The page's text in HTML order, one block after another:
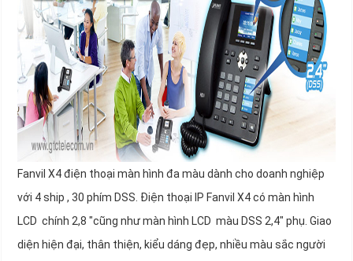
Fanvil X4 điện thoại màn hình đa màu dành cho doanh nghiệp
với 4 ship , 30 phím DSS. Điện thoại IP Fanvil X4 có màn hình
LCD chính 2,8 "cũng như màn hình LCD màu DSS 2,4" phụ. Giao
diện hiện đại, thân thiện, kiểu dáng đẹp, nhiều màu sắc người